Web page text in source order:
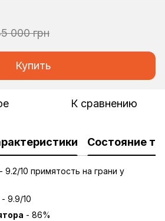
000 грн
Купить
К сравнению
Состояние
- 9.2/10 примятость на грани у
- 9.9/10
- 86%